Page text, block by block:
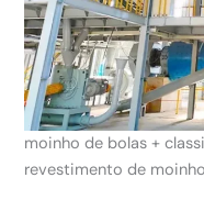
moinho de bolas +
revestimento de